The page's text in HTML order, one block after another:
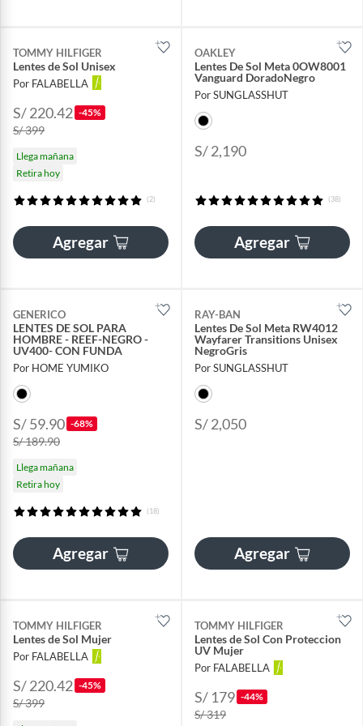
TOMMY HILFIGER
Lentes de Sol Unisex
Por FALABELLA
S/ 220.42 -45%
S/ 399
Llega mañana
Retira hoy
(2)
Agregar
OAKLEY
Lentes De Sol Meta 0OW8001
Vanguard DoradoNegro
Por SUNGLASSHUT
S/ 2,190
(38)
Agregar
GENERICO
LENTES DE SOL PARA
HOMBRE - REEF-NEGRO -
UV400- CON FUNDA
Por HOME YUMIKO
S/ 59.90 -68%
S/ 189.90
Llega mañana
Retira hoy
(18)
Agregar
RAY-BAN
Lentes De Sol Meta RW4012
Wayfarer Transitions Unisex
NegroGris
Por SUNGLASSHUT
S/ 2,050
Agregar
TOMMY HILFIGER
Lentes de Sol Mujer
Por FALABELLA
S/ 220.42 -45%
S/ 399
TOMMY HILFIGER
Lentes de Sol Con Proteccion
UV Mujer
Por FALABELLA
S/ 179 -44%
S/ 319